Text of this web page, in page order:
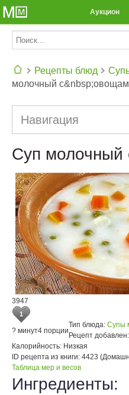
Аукцион
Рецепты блюд
молочный
Навигация
Суп
3947
1
? минут4 порции
Тип блюда: Супы
Рецепт добавлен:
Калорийность: Низкая
ID рецепта из книги: 4423
Таблица мер и весов
Ингредиенты: